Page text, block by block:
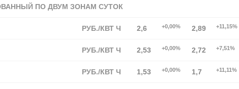
ПО ДВУМ ЗОНАМ СУТОК
РУБ./КВТ Ч 2,6 +0,00% 2,89 +11,15%
РУБ./КВТ Ч 2,53 +0,00% 2,72 +7,51%
РУБ./КВТ Ч 1,53 +0,00% 1,7 +11,11%